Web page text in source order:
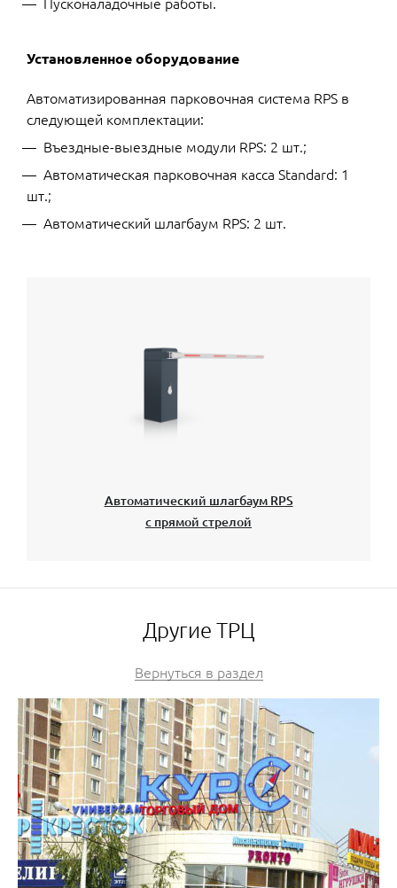
Установленное оборудование
Автоматизированная парковочная система RPS в
следующей комплектации:
Въездные-выездные модули RPS: 2 шт.;
Автоматическая парковочная касса Standard: 1
шт.;
Автоматический шлагбаум RPS: 2 шт.
Автоматический шлагбаум RPS
с прямой стрелой
Другие ТРЦ
Вернуться в раздел